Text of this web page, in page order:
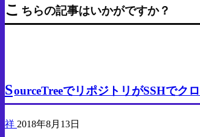
ナ
ー
シ
ョ
稿
投
稿
こ ちらの記事はいかがですか？
SourceTreeでリポジトリがSSHでク
祥 2018年8月13日